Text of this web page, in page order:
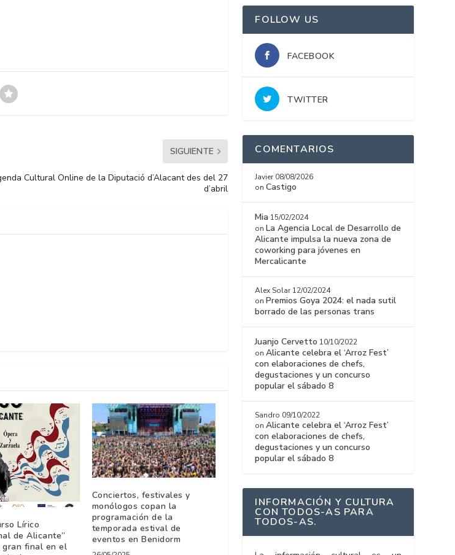
SIGUIENTE
Cultural Online de la Diputació d’Alacant des del 27
d’abril
Lírico
de Alicante”
gran final en el
Conciertos, festivales y
monólogos copan la
programación de la
temporada estival de
eventos en Benidorm
FOLLOW US
FACEBOOK
TWITTER
COMENTARIOS
Javier 08/08/2026
onCastigo
Mia 15/02/2024
on La Agencia Local de Desarrollo de
Alicante impulsa la nueva zona de
coworking para jóvenes en
Mercalicante
Alex Solar 12/02/2024
on Premios Goya 2024: el nada sutil
borrado de las personas trans
Juanjo Cervetto 10/10/2022
onAlicante celebra el ‘Arroz Fest’
con elaboraciones de chefs,
degustaciones y un concurso
popular el sábado 8
Sandro 09/10/2022
onAlicante celebra el ‘Arroz Fest’
con elaboraciones de chefs,
degustaciones y un concurso
popular el sábado 8
INFORMACIÓN Y CULTURA
CON TODOS-AS PARA
TODOS-AS.